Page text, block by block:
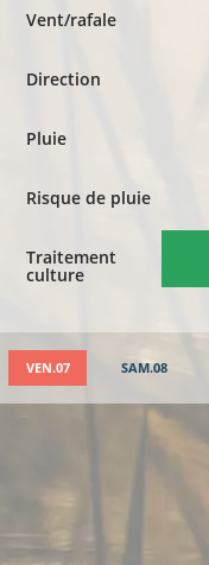
Vent/rafale
Direction
Pluie
Risque de pluie
Traitement
culture
VEN.07 SAM.08